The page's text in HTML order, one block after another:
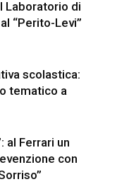
Laboratorio di
“Perito-Levi”
scolastica:
tematico a
al Ferrari un
con